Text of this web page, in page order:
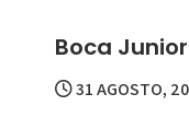
Boca
31 AGOSTO,